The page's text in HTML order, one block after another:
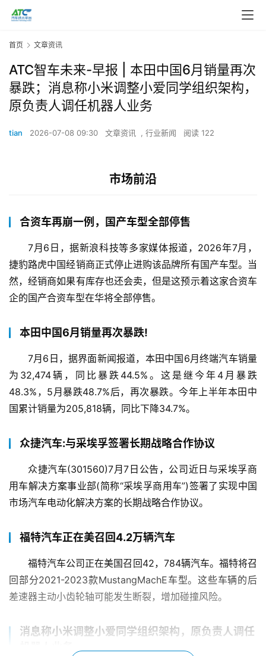
首页 文章资讯
ATC智车未来-早报 | 本田中国6月销量再次
暴跌；消息称小米调整小爱同学组织架构，
原负责人调任机器人业务
tian 2026-07-08 09:30 文章资讯 , 行业新闻 阅读 122
市场前沿
合资车再崩一例，国产车型全部停售
7月6日，据新浪科技等多家媒体报道，2026年7月，
捷豹路虎中国经销商正式停止进购该品牌所有国产车型。当
然，经销商如果有库存也还会卖，但是这预示着这家合资车
企的国产合资车型在华将全部停售。
本田中国6月销量再次暴跌!
7月6日，据界面新闻报道，本田中国6月终端汽车销量
为32,474辆，同比暴跌44.5%。这是继今年4月暴跌
48.3%，5月暴跌48.7%后，再次暴跌。今年上半年本田中
国累计销量为205,818辆，同比下降34.7%。
众捷汽车:与采埃孚签署长期战略合作协议
众捷汽车(301560)7月7日公告，公司近日与采埃孚商
用车解决方案事业部(简称“采埃孚商用车”)签署了实现中国
市场汽车电动化解决方案的长期战略合作协议。
福特汽车正在美召回4.2万辆汽车
福特汽车公司正在美国召回42，784辆汽车。福特将召
回部分2021-2023款MustangMachE车型。这些车辆的后
差速器主动小齿轮轴可能发生断裂，增加碰撞风险。
消息称小米调整小爱同学组织架构，原负责人调任